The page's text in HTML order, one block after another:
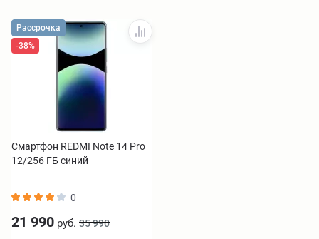
Рассрочка
-38%
Смартфон REDMI Note 14 Pro
12/256 ГБ синий
0
21 990 руб. 35 990